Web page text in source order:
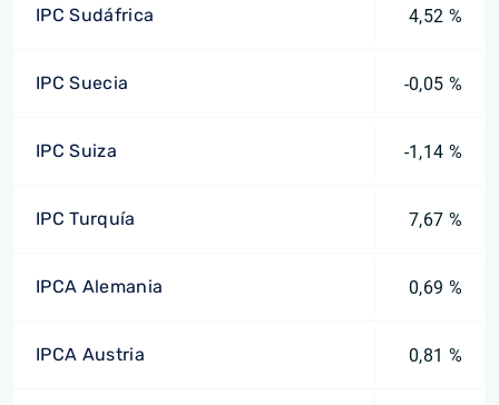
IPC Sudáfrica 4,52 %
IPC Suecia -0,05 %
IPC Suiza -1,14 %
IPC Turquía 7,67 %
IPCA Alemania 0,69 %
IPCA Austria 0,81 %